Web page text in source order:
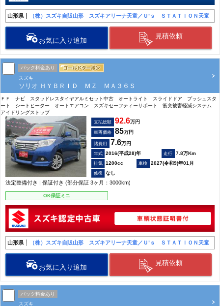
山形県 （株）スズキ自販山形 スズキアリーナ天童／Ｕ’ｓ ＳＴＡＴＩＯＮ天童
お気に入り追加
見積依頼
パック料金あり
スズキ
ソリオ ＨＹＢＲＩＤ ＭＺ ＭＡ３６Ｓ
ＦＦ ナビ スタッドレスタイヤアルミセット中古 オートライト スライドドア プッシュスタ
ート シートヒーター オートエアコン スズキセーフティーサポート 衝突被害軽減システム
アイドリングストップ
支払総額 92.6万円
車両価格 85万円
諸費用 7.6万円
2016(平成28)年
7.8万Km
1200cc
2027(令和9)年01月
なし
法定整備付き | 保証付き (部分保証 3ヶ月：3000km)
OK保証ミニ
山形県 （株）スズキ自販山形 スズキアリーナ天童／Ｕ’ｓ ＳＴＡＴＩＯＮ天童
お気に入り追加
見積依頼
パック料金あり
スズキ